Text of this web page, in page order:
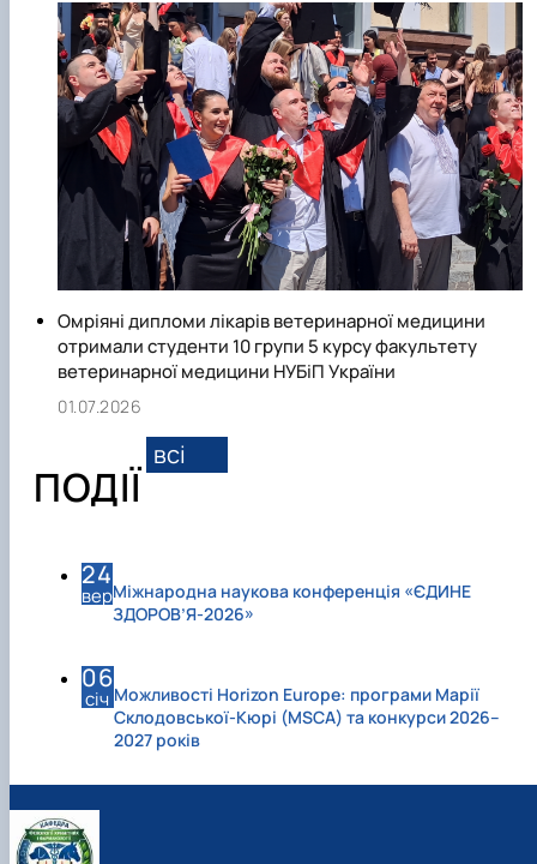
Омріяні дипломи лікарів ветеринарної медицини
отримали студенти 10 групи 5 курсу факультету
ветеринарної медицини НУБіП України
01.07.2026
ПОДІЇ
всі
24
верМіжнародна наукова конференція «ЄДИНЕ
ЗДОРОВ’Я-2026»
06
січ Можливості Horizon Europe: програми Марії
Склодовської-Кюрі (MSCA) та конкурси 2026–
2027 років